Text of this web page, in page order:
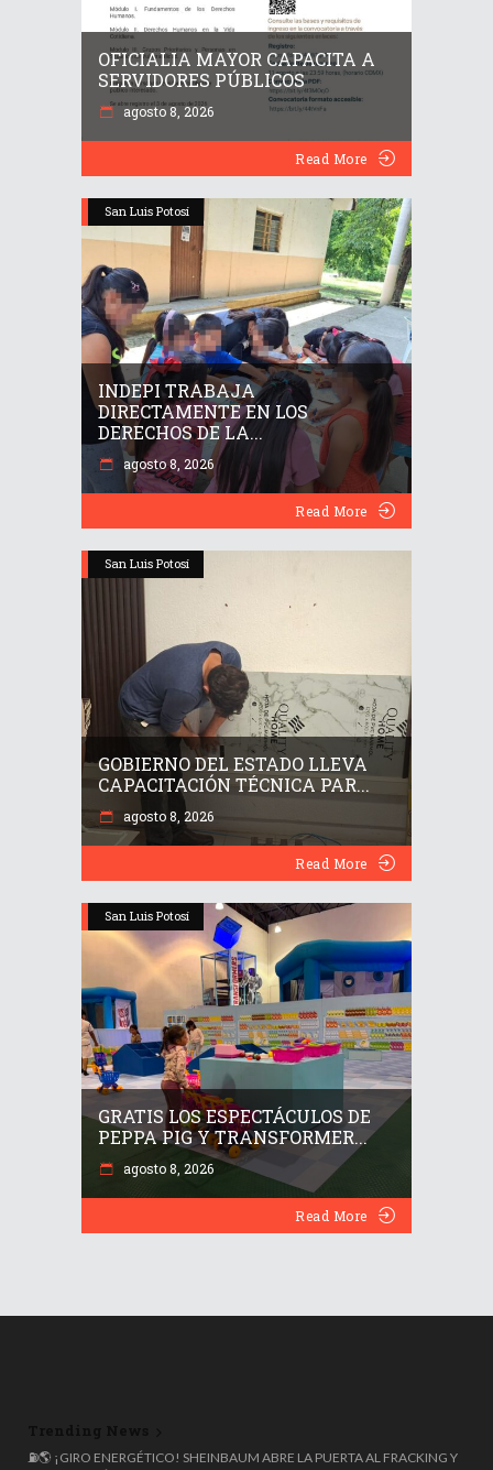
OFICIALIA MAYOR CAPACITA A
SERVIDORES PÚBLICOS
agosto 8, 2026
Read More
San Luis Potosí
INDEPI TRABAJA
DIRECTAMENTE EN LOS
DERECHOS DE LA...
agosto 8, 2026
Read More
San Luis Potosí
GOBIERNO DEL ESTADO LLEVA
CAPACITACIÓN TÉCNICA PAR...
agosto 8, 2026
Read More
San Luis Potosí
GRATIS LOS ESPECTÁCULOS DE
PEPPA PIG Y TRANSFORMER...
agosto 8, 2026
Read More
⛽🌎 ¡GIRO ENERGÉTICO! SHEINBAUM ABRE LA PUERTA AL FRACKING Y